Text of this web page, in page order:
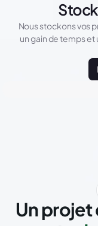
Nous stockons vos
un gain de temps
Un projet